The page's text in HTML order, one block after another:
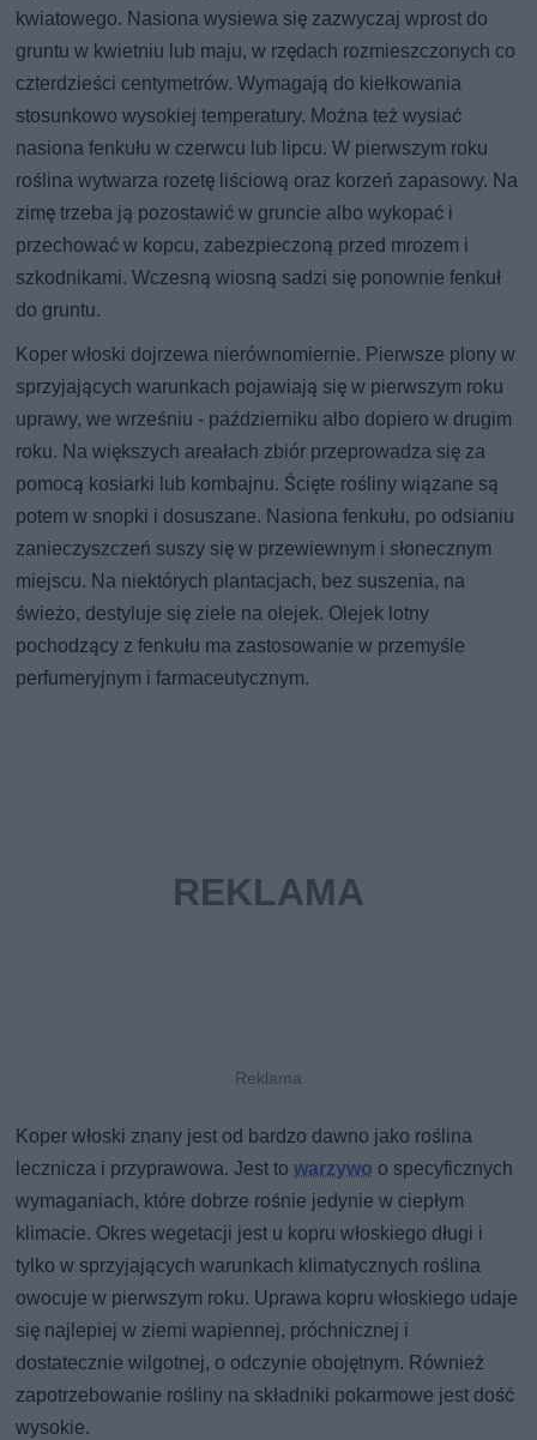
kwiatowego. Nasiona wysiewa się zazwyczaj wprost do
gruntu w kwietniu lub maju, w rzędach rozmieszczonych co
czterdzieści centymetrów. Wymagają do kiełkowania
stosunkowo wysokiej temperatury. Można też wysiać
nasiona fenkułu w czerwcu lub lipcu. W pierwszym roku
roślina wytwarza rozetę liściową oraz korzeń zapasowy. Na
zimę trzeba ją pozostawić w gruncie albo wykopać i
przechować w kopcu, zabezpieczoną przed mrozem i
szkodnikami. Wczesną wiosną sadzi się ponownie fenkuł
do gruntu.
Koper włoski dojrzewa nierównomiernie. Pierwsze plony w
sprzyjających warunkach pojawiają się w pierwszym roku
uprawy, we wrześniu - październiku albo dopiero w drugim
roku. Na większych areałach zbiór przeprowadza się za
pomocą kosiarki lub kombajnu. Ścięte rośliny wiązane są
potem w snopki i dosuszane. Nasiona fenkułu, po odsianiu
zanieczyszczeń suszy się w przewiewnym i słonecznym
miejscu. Na niektórych plantacjach, bez suszenia, na
świeżo, destyluje się ziele na olejek. Olejek lotny
pochodzący z fenkułu ma zastosowanie w przemyśle
perfumeryjnym i farmaceutycznym.
Koper włoski znany jest od bardzo dawno jako roślina
lecznicza i przyprawowa. Jest towarzywo o specyficznych
wymaganiach, które dobrze rośnie jedynie w ciepłym
klimacie. Okres wegetacji jest u kopru włoskiego długi i
tylko w sprzyjających warunkach klimatycznych roślina
owocuje w pierwszym roku. Uprawa kopru włoskiego udaje
się najlepiej w ziemi wapiennej, próchnicznej i
dostatecznie wilgotnej, o odczynie obojętnym. Również
zapotrzebowanie rośliny na składniki pokarmowe jest dość
wysokie.